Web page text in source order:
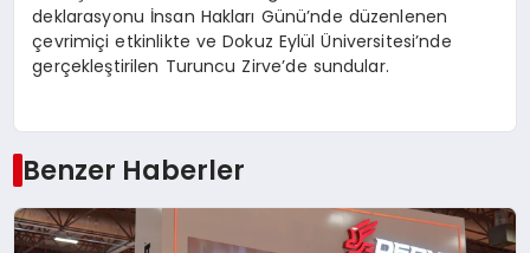
deklarasyonu İnsan Hakları Günü’nde düzenlenen
çevrimiçi etkinlikte ve Dokuz Eylül Üniversitesi’nde
gerçekleştirilen Turuncu Zirve’de sundular.
Benzer Haberler